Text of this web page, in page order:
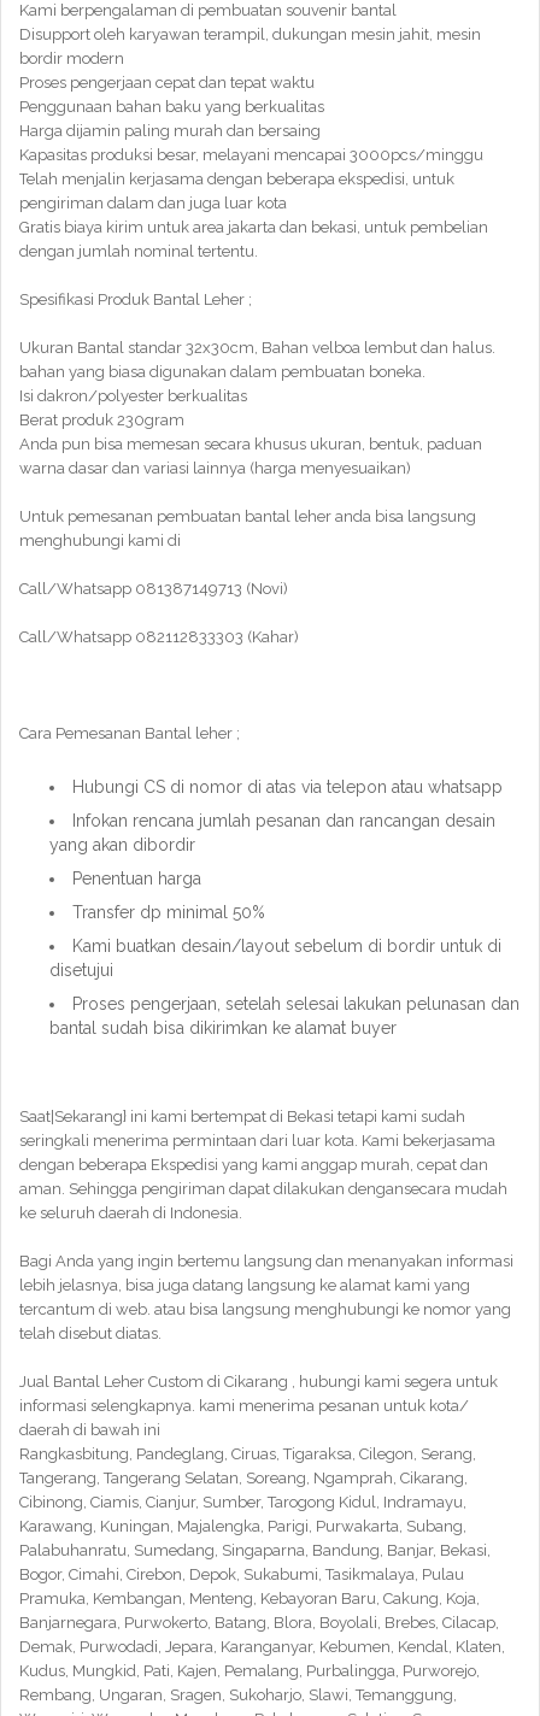
Kami berpengalaman di pembuatan souvenir bantal
Disupport oleh karyawan terampil, dukungan mesin jahit, mesin
bordir modern
Proses pengerjaan cepat dan tepat waktu
Penggunaan bahan baku yang berkualitas
Harga dijamin paling murah dan bersaing
Kapasitas produksi besar, melayani mencapai 3000pcs/minggu
Telah menjalin kerjasama dengan beberapa ekspedisi, untuk
pengiriman dalam dan juga luar kota
Gratis biaya kirim untuk area jakarta dan bekasi, untuk pembelian
dengan jumlah nominal tertentu.
Spesifikasi Produk Bantal Leher ;
Ukuran Bantal standar 32x30cm, Bahan velboa lembut dan halus.
bahan yang biasa digunakan dalam pembuatan boneka.
Isi dakron/polyester berkualitas
Berat produk 230gram
Anda pun bisa memesan secara khusus ukuran, bentuk, paduan
warna dasar dan variasi lainnya (harga menyesuaikan)
Untuk pemesanan pembuatan bantal leher anda bisa langsung
menghubungi kami di
Call/Whatsapp 081387149713 (Novi)
Call/Whatsapp 082112833303 (Kahar)
Cara Pemesanan Bantal leher ;
Hubungi CS di nomor di atas via telepon atau whatsapp
Infokan rencana jumlah pesanan dan rancangan desain
yang akan dibordir
Penentuan harga
Transfer dp minimal 50%
Kami buatkan desain/layout sebelum di bordir untuk di
disetujui
Proses pengerjaan, setelah selesai lakukan pelunasan dan
bantal sudah bisa dikirimkan ke alamat buyer
Saat|Sekarang} ini kami bertempat di Bekasi tetapi kami sudah
seringkali menerima permintaan dari luar kota. Kami bekerjasama
dengan beberapa Ekspedisi yang kami anggap murah, cepat dan
aman. Sehingga pengiriman dapat dilakukan dengansecara mudah
ke seluruh daerah di Indonesia.
Bagi Anda yang ingin bertemu langsung dan menanyakan informasi
lebih jelasnya, bisa juga datang langsung ke alamat kami yang
tercantum di web. atau bisa langsung menghubungi ke nomor yang
telah disebut diatas.
Jual Bantal Leher Custom di Cikarang , hubungi kami segera untuk
informasi selengkapnya. kami menerima pesanan untuk kota/
daerah di bawah ini
Rangkasbitung, Pandeglang, Ciruas, Tigaraksa, Cilegon, Serang,
Tangerang, Tangerang Selatan, Soreang, Ngamprah, Cikarang,
Cibinong, Ciamis, Cianjur, Sumber, Tarogong Kidul, Indramayu,
Karawang, Kuningan, Majalengka, Parigi, Purwakarta, Subang,
Palabuhanratu, Sumedang, Singaparna, Bandung, Banjar, Bekasi,
Bogor, Cimahi, Cirebon, Depok, Sukabumi, Tasikmalaya, Pulau
Pramuka, Kembangan, Menteng, Kebayoran Baru, Cakung, Koja,
Banjarnegara, Purwokerto, Batang, Blora, Boyolali, Brebes, Cilacap,
Demak, Purwodadi, Jepara, Karanganyar, Kebumen, Kendal, Klaten,
Kudus, Mungkid, Pati, Kajen, Pemalang, Purbalingga, Purworejo,
Rembang, Ungaran, Sragen, Sukoharjo, Slawi, Temanggung,